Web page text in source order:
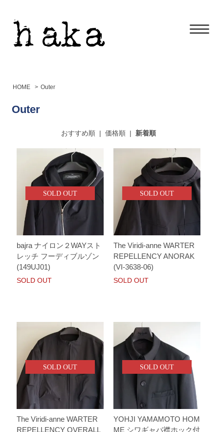
HOME > Outer
Outer
おすすめ順| 価格順| 新着順
SOLD OUT
bajra ナイロン２WAYスト
レッチ フーディブルゾン
(149UJ01)
SOLD OUT
SOLD OUT
The Viridi-anne WARTER
REPELLENCY ANORAK
(VI-3638-06)
SOLD OUT
SOLD OUT
The Viridi-anne WARTER
REPELLENCY OVERALL
SOLD OUT
YOHJI YAMAMOTO HOM
ME シワギャバ襟ホック付